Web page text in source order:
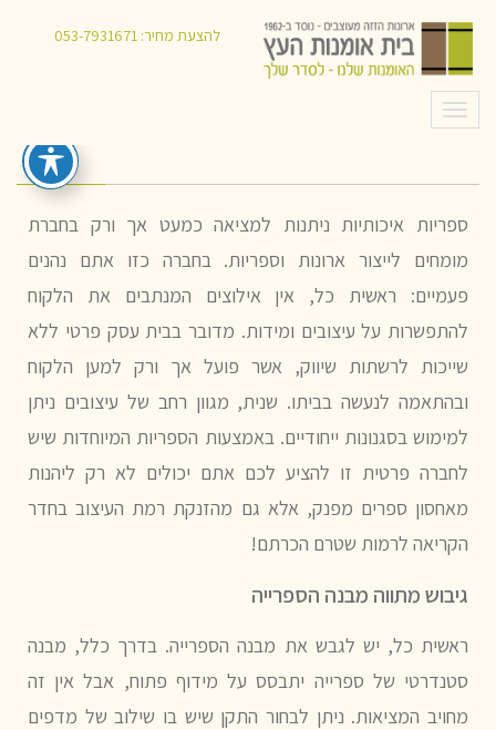
להצעת מחיר:053-7931671
תפריט
איך תבחרו ספריות איכותיות?
ספריות איכותיות ניתנות למציאה כמעט אך ורק בחברת
מומחים לייצור ארונות וספריות. בחברה כזו אתם נהנים
פעמיים: ראשית כל, אין אילוצים המנתבים את הלקוח
להתפשרות על עיצובים ומידות. מדובר בבית עסק פרטי ללא
שייכות לרשתות שיווק, אשר פועל אך ורק למען הלקוח
ובהתאמה לנעשה בביתו. שנית, מגוון רחב של עיצובים ניתן
למימוש בסגנונות ייחודיים. באמצעות הספריות המיוחדות שיש
לחברה פרטית זו להציע לכם אתם יכולים לא רק ליהנות
מאחסון ספרים מפנק, אלא גם מהזנקת רמת העיצוב בחדר
הקריאה לרמות שטרם הכרתם!
גיבוש מתווה מבנה הספרייה
ראשית כל, יש לגבש את מבנה הספרייה. בדרך כלל, מבנה
סטנדרטי של ספרייה יתבסס על מידוף פתוח, אבל אין זה
מחויב המציאות. ניתן לבחור התקן שיש בו שילוב של מדפים